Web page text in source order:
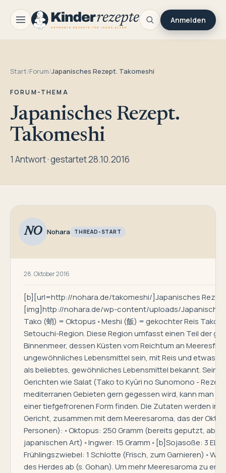
Anmelden
Start/Forum/Japanisches Rezept. Takomeshi
FORUM-THEMA
Japanisches Rezept.
Takomeshi
1 Antwort · gestartet 28.10.2016
NO Nohara THREAD-START
28. Oktober 2016
[b][url=http://nohara.de/takomeshi/]Japanisches
[img]http://nohara.de/wp-content/uploads/
Tako (蛸) = Oktopus ◦ Meshi (飯) = gekochter Reis
Setouchi-Region. Diese Region umfasst einen Teil der
Binnenmeer, dessen Küsten vom Reichtum an
ungewöhnliches Lebensmittel sein, mit Reis und etwas
als beliebtes, gewöhnliches Lebensmittel bekannt. Sein
Gerichten wie Salat (Tako to Kyūri no Sunomono -
mediterranen Gebieten gern gegessen wird, kann man
einer tiefgefrorenen Form finden. Die Zutaten werden in
Gericht, zusammen mit dem Meeresaroma, das der
Personen): ◦ Oktopus: 250 Gramm (bereits geputzt,
japanischen Art) ◦ Ingwer: 15 Gramm ◦ [b]Sojasoße: 3
Frühlingszwiebel: 1 Schlotte (Frisch, zum Garnieren) ◦
des Herdes ab (s. Gohan). Um mehr Meeresaroma zu